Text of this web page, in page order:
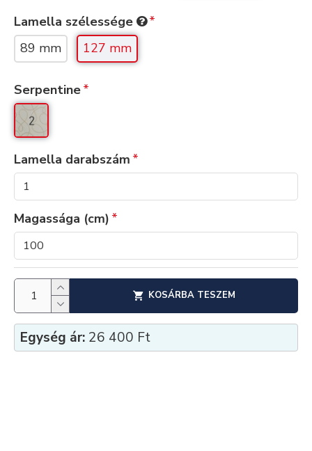
Lamella szélessége
89 mm
127 mm
Serpentine
Lamella darabszám
Magassága (cm)
KOSÁRBA TESZEM
Egység ár: 26 400 Ft